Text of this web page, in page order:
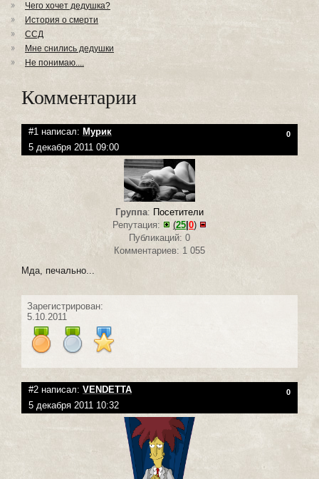
Чего хочет дедушка?
История о смерти
ССД
Мне снились дедушки
Не понимаю....
Комментарии
#1 написал: Мурик 0
5 декабря 2011 09:00
Группа: Посетители
Репутация:
(25 0)
Публикаций: 0
Комментариев: 1 055
Мда, печально...
Зарегистрирован:
5.10.2011
#2 написал: VENDETTA 0
5 декабря 2011 10:32